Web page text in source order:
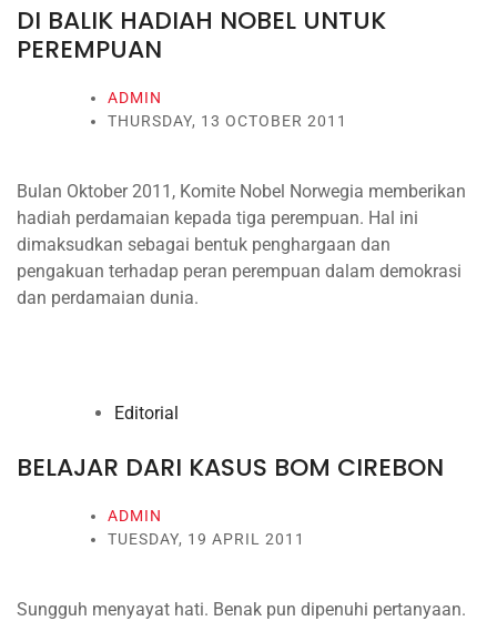
DI BALIK HADIAH NOBEL UNTUK
PEREMPUAN
ADMIN
THURSDAY, 13 OCTOBER 2011
Bulan Oktober 2011, Komite Nobel Norwegia memberikan
hadiah perdamaian kepada tiga perempuan. Hal ini
dimaksudkan sebagai bentuk penghargaan dan
pengakuan terhadap peran perempuan dalam demokrasi
dan perdamaian dunia.
Editorial
BELAJAR DARI KASUS BOM CIREBON
ADMIN
TUESDAY, 19 APRIL 2011
Sungguh menyayat hati. Benak pun dipenuhi pertanyaan.